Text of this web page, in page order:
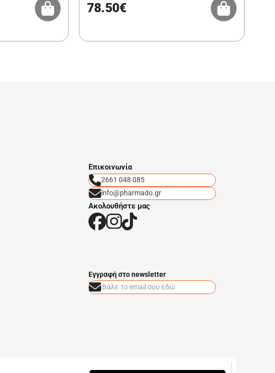
78.50€
Eπικοινωνία
2661 048 085
info@pharmado.gr
Ακολουθήστε μας
Eγγραφή στο newsletter